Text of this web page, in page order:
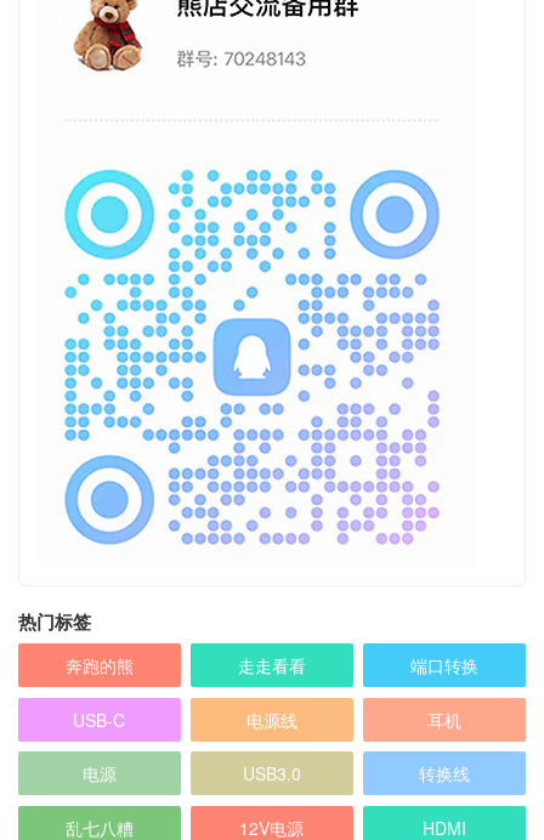
热门标签
奔跑的熊 走走看看 端口转换
USB-C 电源线 耳机
电源 USB3.0 转换线
乱七八糟 12V电源 HDMI